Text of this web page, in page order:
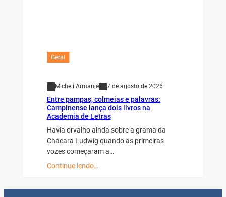
Geral
Micheli Armanje 7 de agosto de 2026
Entre pampas, colmeias e palavras:
Campinense lança dois livros na
Academia de Letras
Havia orvalho ainda sobre a grama da
Chácara Ludwig quando as primeiras
vozes começaram a…
Continue lendo…